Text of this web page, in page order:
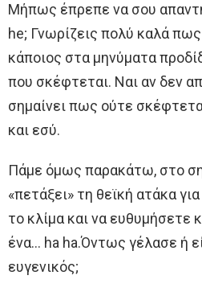
Μήπως έπρεπε να σου
he; Γνωρίζεις πολύ καλά
κάποιος στα μηνύματα
που σκέφτεται. Ναι αν δεν
σημαίνει πως ούτε
και εσύ.
Πάμε όμως παρακάτω, στο
«πετάξει» τη θεϊκή ατάκα
το κλίμα και να ευθυμήσετε
ένα… ha ha.Όντως γέλασε ή
ευγενικός;